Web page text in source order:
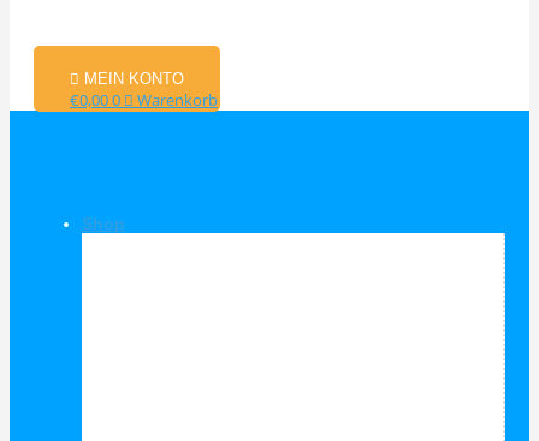
MEIN KONTO
€0,000 Warenkorb
Shop